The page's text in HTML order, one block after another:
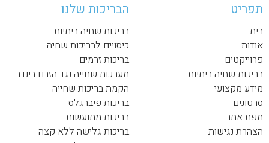
תפריט
בית
אודות
פרוייקטים
בריכות שחיה ביתיות
מידע מקצועי
סרטונים
מפת אתר
הצהרת נגישות
הבריכות שלנו
בריכות שחיה ביתיות
כיסויים לבריכות שחיה
בריכות זרמים
מערכות שחייה נגד הזרם בינדר
הקמת בריכות שחייה
בריכות פיברגלס
בריכות מתועשות
בריכות גלישה ללא קצה